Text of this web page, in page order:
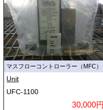
マスフローコントローラー（MFC）
Unit
UFC-1100
30,000円